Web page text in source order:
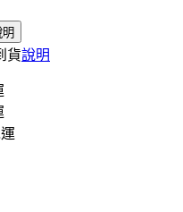
明
貨說明